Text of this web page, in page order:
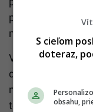
príplatkom 80 €
medzi sviatkami
V cene pobytu
dokúpenia plnej
neobmedzenú
teplých,
S cieľom
doteraz,
obsahu,